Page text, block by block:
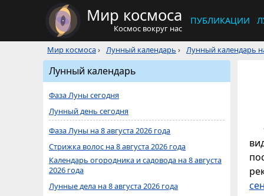
Мир космоса
Космос вокруг нас
ПУБЛИКАЦИИ
Мир космоса› Лунный календарь › Лунный календарь
Лунный календарь
Фаза Луны сегодня
Лунный день сегодня
Фаза Луны на 8 августа 2026 года
Стрижка волос на 8 августа 2026 года
Календарь огородника и садовода на 8 августа
2026 года
Лунные дела на 8 августа 2026 года